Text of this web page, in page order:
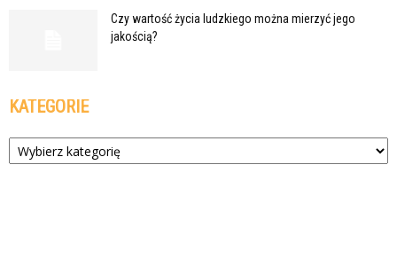
Czy wartość życia ludzkiego można mierzyć jego
jakością?
KATEGORIE
Kategorie